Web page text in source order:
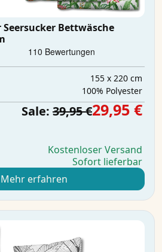
Bettwäsche
155 x 220 cm
‎100% Polyester
Sale: 39,95 €29,95 €
Kostenloser Versand
Sofort lieferbar
erfahren